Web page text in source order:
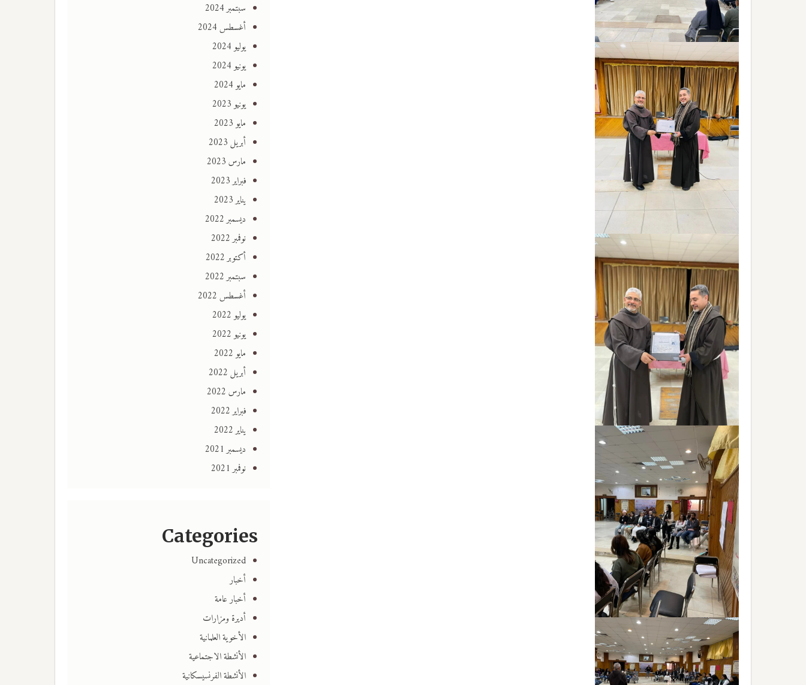
سبتمبر 2024
أغسطس 2024
يوليو 2024
يونيو 2024
مايو 2024
يونيو 2023
مايو 2023
أبريل 2023
مارس 2023
فبراير 2023
يناير 2023
ديسمبر 2022
نوفمبر 2022
أكتوبر 2022
سبتمبر 2022
أغسطس 2022
يوليو 2022
يونيو 2022
مايو 2022
أبريل 2022
مارس 2022
فبراير 2022
يناير 2022
ديسمبر 2021
نوفمبر 2021
Categories
Uncategorized
أخبار
أخبار عامة
أديرة ومزارات
الأخوية العلمانية
الأنشطة الاجتماعية
الأنشطة الفرنسيسكانية